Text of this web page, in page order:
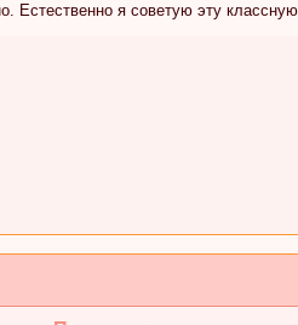
Естественно я советую эту